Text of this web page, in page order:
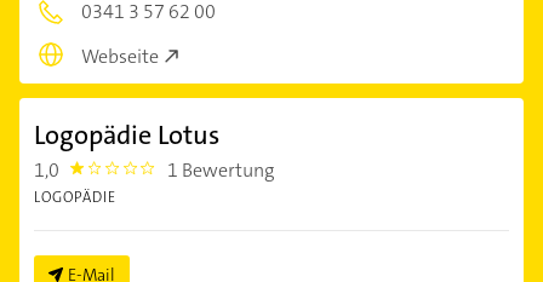
0341 3 57 62 00
Webseite
Logopädie Lotus
1,0 1.0 1 Bewertung
LOGOPÄDIE
E-Mail